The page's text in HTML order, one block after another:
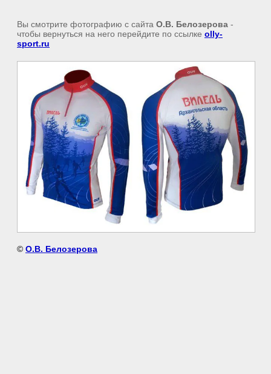
Вы смотрите фотографию с сайта О.В. Белозерова -
чтобы вернуться на него перейдите по ссылке olly-
sport.ru
© О.В. Белозерова